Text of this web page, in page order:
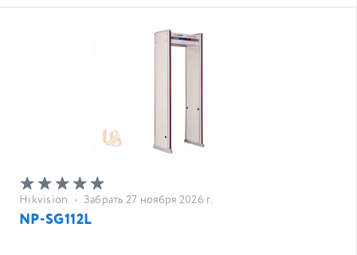
Hikvision • Забрать 27 ноября 2026 г.
NP-SG112L